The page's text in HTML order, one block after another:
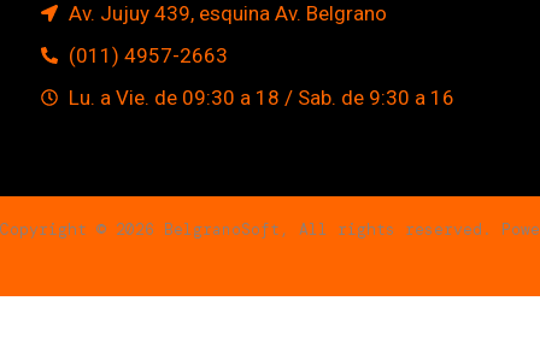
Av. Jujuy 439, esquina Av. Belgrano
(011) 4957-2663
Lu. a Vie. de 09:30 a 18 / Sab. de 9:30 a 16
Copyright © 2026 BelgranoSoft, All rights reserved.